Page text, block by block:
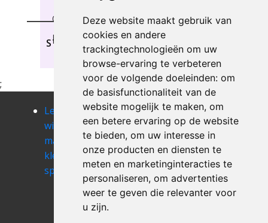
Deze website maakt gebruik van
cookies en andere
trackingtechnologieën om uw
browse-ervaring te verbeteren
voor de volgende doeleinden: om
de basisfunctionaliteit van de
website mogelijk te maken, om
een betere ervaring op de website
te bieden, om uw interesse in
onze producten en diensten te
meten en marketinginteracties te
personaliseren, om advertenties
weer te geven die relevanter voor
u zijn.
optimaal van dienst te
kunnen zijn, Kleine-Brogel.
STUREN
;
Leegmaken
winkel of
magazij
kleine-
spouwen
Leegmaken
winkel of
magazij
koersel
Leegmaken
winkel of
magazij
kolmont
Leegmaken
winkel of
magazij
Leegmaken
winkel of
magazij